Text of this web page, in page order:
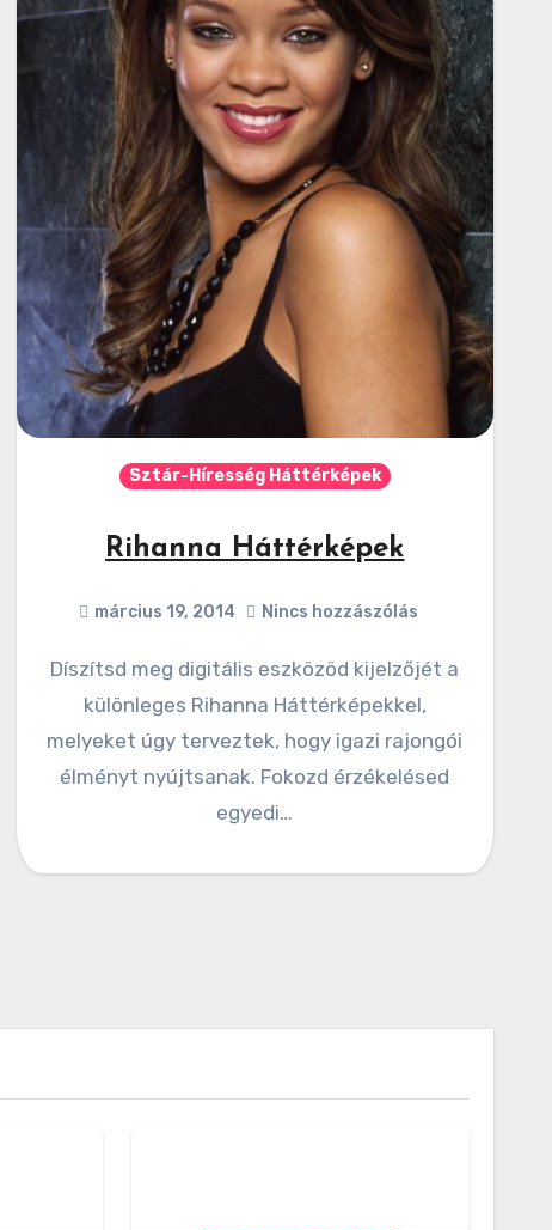
Sztár-Híresség Háttérképek
Rihanna Háttérképek
március 19, 2014 Nincs hozzászólás
Díszítsd meg digitális eszközöd kijelzőjét a
különleges Rihanna Háttérképekkel,
melyeket úgy terveztek, hogy igazi rajongói
élményt nyújtsanak. Fokozd érzékelésed
egyedi…